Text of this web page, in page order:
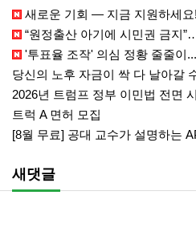
새로운 기회 — 지금 지원하세요!
“원정출산 아기에 시민권 금지”…
'투표율 조작' 의심 정황 줄줄이...
트럭 A 면허 모집
새댓글